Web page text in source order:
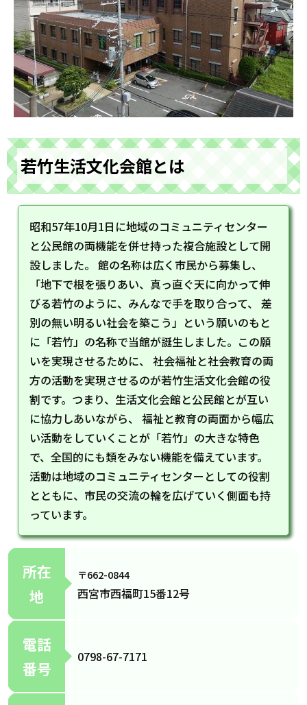
若竹生活文化会館とは
昭和57年10月1日に地域のコミュニティセンター
と公民館の両機能を併せ持った複合施設として開
設しました。 館の名称は広く市民から募集し、
「地下で根を張りあい、真っ直ぐ天に向かって伸
びる若竹のように、みんなで手を取り合って、 差
別の無い明るい社会を築こう」という願いのもと
に「若竹」の名称で当館が誕生しました。この願
いを実現させるために、 社会福祉と社会教育の両
方の活動を実現させるのが若竹生活文化会館の役
割です。つまり、生活文化会館と公民館とが互い
に協力しあいながら、 福祉と教育の両面から幅広
い活動をしていくことが「若竹」の大きな特色
で、全国的にも類をみない機能を備えています。
活動は地域のコミュニティセンターとしての役割
とともに、市民の交流の輪を広げていく側面も持
っています。
所在
地
〒662-0844
西宮市西福町15番12号
電話
番号
0798-67-7171